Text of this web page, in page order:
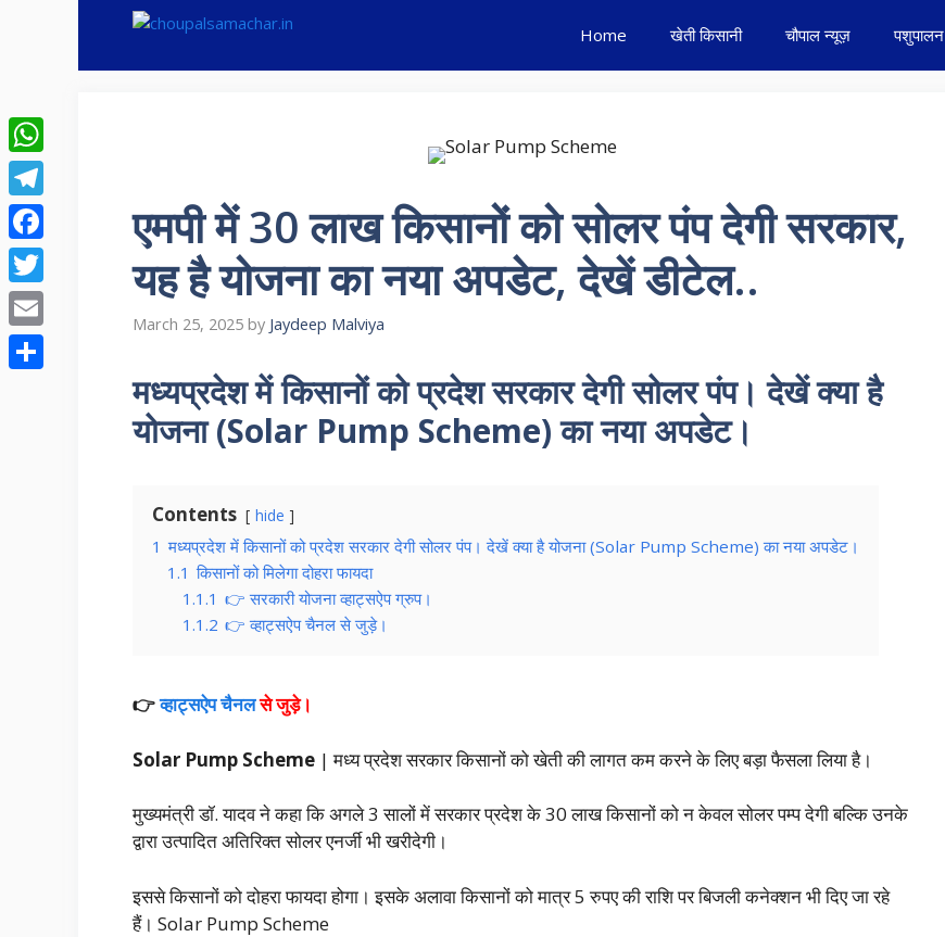
Home खेती किसानी चौपाल न्यूज़ पशुपालन
एमपी में 30 लाख किसानों को सोलर पंप देगी सरकार,
यह है योजना का नया अपडेट, देखें डीटेल..
March 25, 2025 by Jaydeep Malviya
मध्यप्रदेश में किसानों को प्रदेश सरकार देगी सोलर पंप। देखें क्या है
योजना (Solar Pump Scheme) का नया अपडेट।
Contents hide
1 मध्यप्रदेश में किसानों को प्रदेश सरकार देगी सोलर पंप। देखें क्या है योजना (Solar Pump Scheme) का नया अपडेट।
1.1 किसानों को मिलेगा दोहरा फायदा
1.1.1 👉 सरकारी योजना व्हाट्सऐप ग्रुप।
1.1.2 👉 व्हाट्सऐप चैनल से जुड़े।
👉व्हाट्सऐप चैनलसेजुड़े।
Solar Pump Scheme | मध्य प्रदेश सरकार किसानों को खेती की लागत कम करने के लिए बड़ा फैसला लिया है।
मुख्यमंत्री डॉ. यादव ने कहा कि अगले 3 सालों में सरकार प्रदेश के 30 लाख किसानों को न केवल सोलर पम्प देगी बल्कि उनके
द्वारा उत्पादित अतिरिक्त सोलर एनर्जी भी खरीदेगी।
इससे किसानों को दोहरा फायदा होगा। इसके अलावा किसानों को मात्र 5 रुपए की राशि पर बिजली कनेक्शन भी दिए जा रहे
हैं। Solar Pump Scheme
WhatsApp
Telegram
Facebook
Twitter
Email